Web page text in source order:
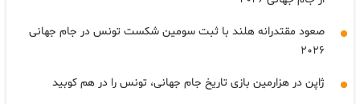
صعود مقتدرانه هلند با ثبت سومین شکست تونس در جام جهانی
۲۰۲۶
ژاپن در هزارمین بازی تاریخ جام جهانی، تونس را در هم کوبید